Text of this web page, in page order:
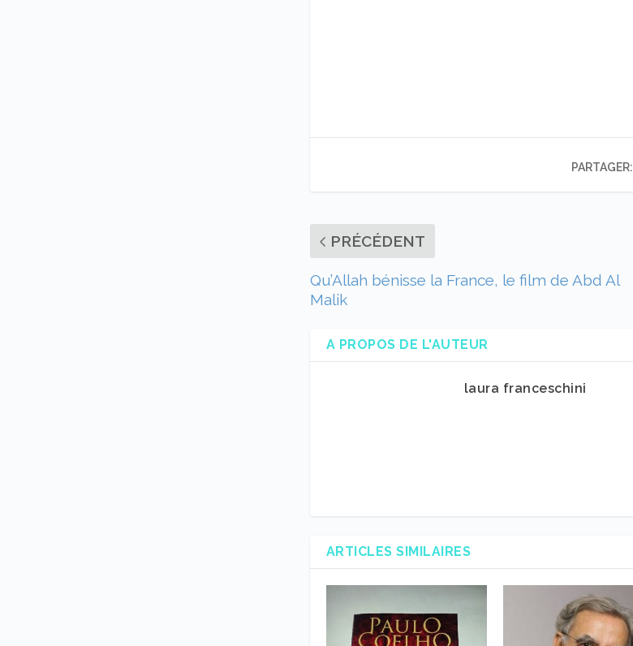
PARTAGER:
PRÉCÉDENT
Qu’Allah bénisse la France, le film de Abd Al
Malik
A PROPOS DE L'AUTEUR
laura franceschini
ARTICLES SIMILAIRES